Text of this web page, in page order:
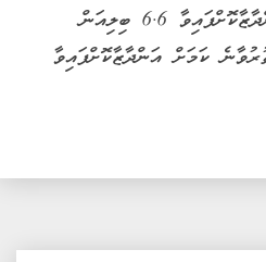
ސަލާމަތްކުރެވޭނެ ކަމަށް އަންދާޒާކޮށްފައިވާ 6.6 ބިލިއަން
ކަމަށް އަންދާޒާކޮށްފައިވާ